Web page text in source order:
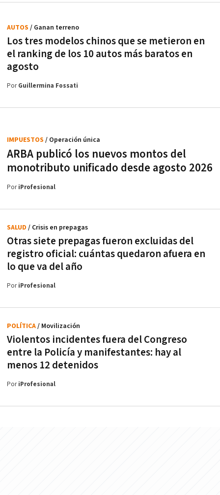
Los tres modelos chinos que se metieron en
el ranking de los 10 autos más baratos en
agosto
AUTOS / Ganan terreno
PorGuillermina Fossati
ARBA publicó los nuevos montos del
monotributo unificado desde agosto 2026
IMPUESTOS / Operación única
PoriProfesional
Otras siete prepagas fueron excluidas del
registro oficial: cuántas quedaron afuera en
lo que va del año
SALUD / Crisis en prepagas
PoriProfesional
Violentos incidentes fuera del Congreso
entre la Policía y manifestantes: hay al
menos 12 detenidos
POLÍTICA/ Movilización
PoriProfesional